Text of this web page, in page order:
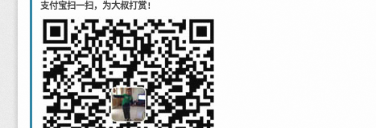
支付宝扫一扫，为大叔打赏!